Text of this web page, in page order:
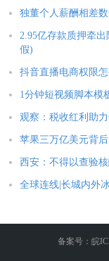
独董个人薪酬相差
2.95亿存款质押牵
假)
抖音直播电商权限
1分钟短视频脚本模
观察：税收红利助
苹果三万亿美元背
西安：不得以查验
全球连线|长城内外
备案号：皖